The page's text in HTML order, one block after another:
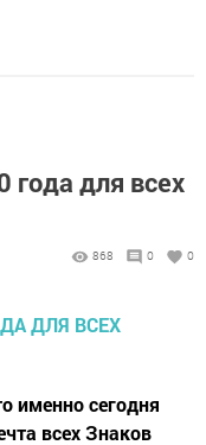
года для всех
868 0 0
именно сегодня
всех Знаков